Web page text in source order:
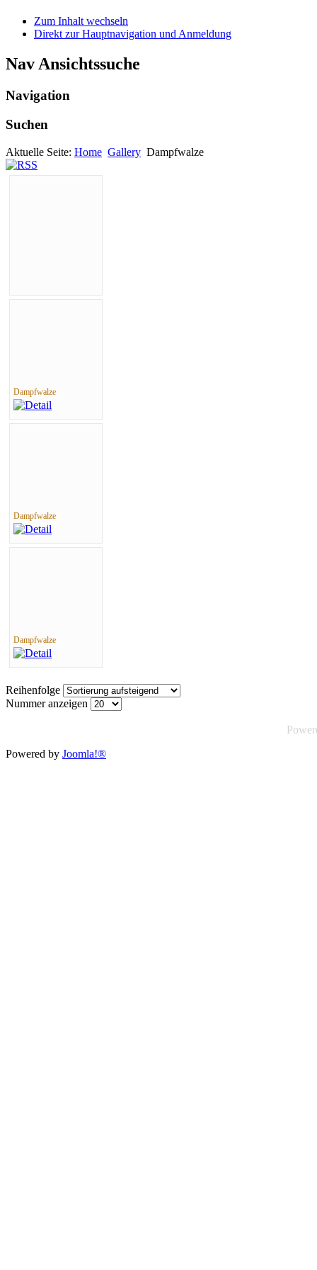
Zum Inhalt wechseln
Direkt zur Hauptnavigation und Anmeldung
Nav Ansichtssuche
Navigation
Suchen
Aktuelle Seite: Home Gallery Dampfwalze
Dampfwalze
Dampfwalze
Dampfwalze
Reihenfolge
Nummer anzeigen
Powered by Joomla!®